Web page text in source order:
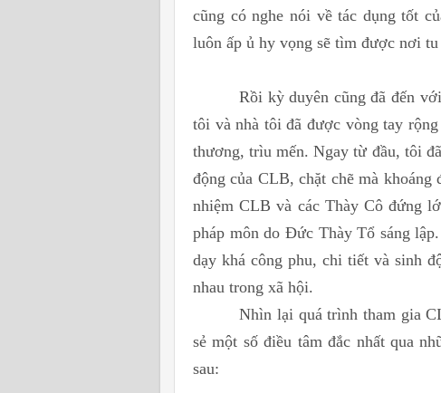
cũng có nghe nói về tác dụng tốt
luôn ấp ủ hy vọng sẽ tìm được nơi
Rồi kỳ duyên cũng đã đến với
tôi và nhà tôi đã được vòng tay
thương, trìu mến. Ngay từ đầu, tôi
động của CLB, chặt chẽ mà
nhiệm CLB và các Thày Cô đứng
pháp môn do Đức Thày Tổ sáng
dạy khá công phu, chi tiết và sinh
nhau trong xã hội.
Nhìn lại quá trình tham gia CLB
sẻ một số điều tâm đắc nhất qua
sau: